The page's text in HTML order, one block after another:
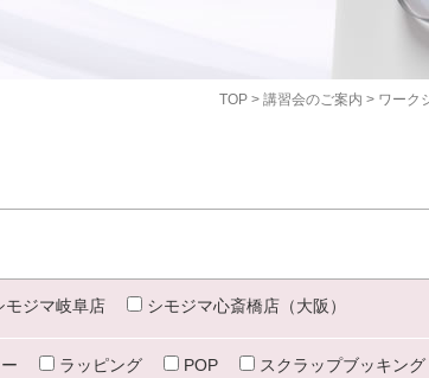
TOP > 講習会のご案内 > ワーク
モジマ岐阜店 シモジマ心斎橋店（大阪）
ラッピング POP
スクラップブッキング